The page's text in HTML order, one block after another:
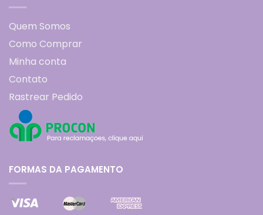
Quem Somos
Como Comprar
Minha conta
Contato
Rastrear Pedido
FORMAS DA PAGAMENTO